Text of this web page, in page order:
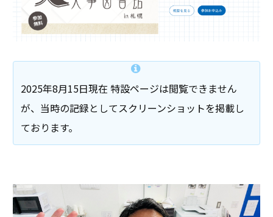
2025年8月15日現在 特設ページは閲覧できません
が、当時の記録としてスクリーンショットを掲載し
ております。